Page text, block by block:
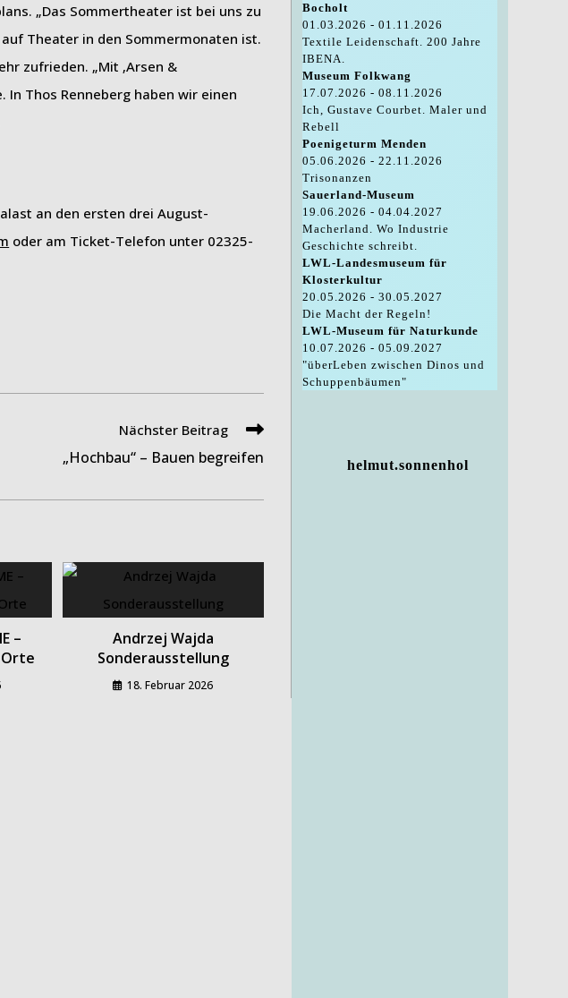
„Das Sommertheater ist bei uns zu
Theater in den Sommermonaten ist.
zufrieden. „Mit ‚Arsen &
In Thos Renneberg haben wir einen
an den ersten drei August-
oder am Ticket-Telefon unter 02325-
Nächster Beitrag
„Hochbau“ – Bauen begreifen
–
Andrzej Wajda
Sonderausstellung
18. Februar 2026
Bocholt
01.03.2026 - 01.11.2026
Textile Leidenschaft. 200 Jahre
IBENA.
Museum Folkwang
17.07.2026 - 08.11.2026
Ich, Gustave Courbet. Maler und
Rebell
Poenigeturm Menden
05.06.2026 - 22.11.2026
Trisonanzen
Sauerland-Museum
19.06.2026 - 04.04.2027
Macherland. Wo Industrie
Geschichte schreibt.
LWL-Landesmuseum für
Klosterkultur
20.05.2026 - 30.05.2027
Die Macht der Regeln!
LWL-Museum für Naturkunde
10.07.2026 - 05.09.2027
"überLeben zwischen Dinos und
Schuppenbäumen"
helmut.sonnenhol